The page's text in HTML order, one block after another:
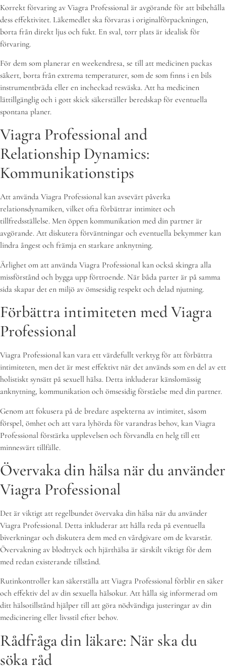
Korrekt förvaring av Viagra Professional är avgörande för att bibehålla
dess effektivitet. Läkemedlet ska förvaras i originalförpackningen,
borta från direkt ljus och fukt. En sval, torr plats är idealisk för
förvaring.
För dem som planerar en weekendresa, se till att medicinen packas
säkert, borta från extrema temperaturer, som de som finns i en bils
instrumentbräda eller en incheckad resväska. Att ha medicinen
lättillgänglig och i gott skick säkerställer beredskap för eventuella
spontana planer.
Viagra Professional and
Relationship Dynamics:
Kommunikationstips
Att använda Viagra Professional kan avsevärt påverka
relationsdynamiken, vilket ofta förbättrar intimitet och
tillfredsställelse. Men öppen kommunikation med din partner är
avgörande. Att diskutera förväntningar och eventuella bekymmer kan
lindra ångest och främja en starkare anknytning.
Ärlighet om att använda Viagra Professional kan också skingra alla
missförstånd och bygga upp förtroende. När båda parter är på samma
sida skapar det en miljö av ömsesidig respekt och delad njutning.
Förbättra intimiteten med Viagra
Professional
Viagra Professional kan vara ett värdefullt verktyg för att förbättra
intimiteten, men det är mest effektivt när det används som en del av ett
holistiskt synsätt på sexuell hälsa. Detta inkluderar känslomässig
anknytning, kommunikation och ömsesidig förståelse med din partner.
Genom att fokusera på de bredare aspekterna av intimitet, såsom
förspel, ömhet och att vara lyhörda för varandras behov, kan Viagra
Professional förstärka upplevelsen och förvandla en helg till ett
minnesvärt tillfälle.
Övervaka din hälsa när du använder
Viagra Professional
Det är viktigt att regelbundet övervaka din hälsa när du använder
Viagra Professional. Detta inkluderar att hålla reda på eventuella
biverkningar och diskutera dem med en vårdgivare om de kvarstår.
Övervakning av blodtryck och hjärthälsa är särskilt viktigt för dem
med redan existerande tillstånd.
Rutinkontroller kan säkerställa att Viagra Professional förblir en säker
och effektiv del av din sexuella hälsokur. Att hålla sig informerad om
ditt hälsotillstånd hjälper till att göra nödvändiga justeringar av din
medicinering eller livsstil efter behov.
Rådfråga din läkare: När ska du
söka råd